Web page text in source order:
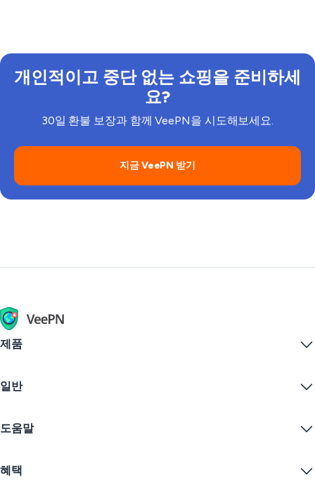
개인적이고 중단 없는 쇼핑을 준비하세
요?
30일 환불 보장과 함께 VeePN을 시도해보세요.
지금 VeePN 받기
제품
VPN for macOS
iOS VPN
Firefox
일반
VPN 다운로드
가격
도움말
문의하기
혜택